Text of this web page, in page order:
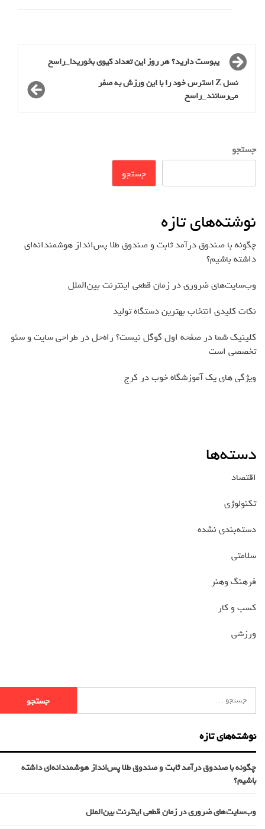
یبوست دارید؟ هر روز این تعداد کیوی بخورید!_راسخ
نسل Z استرس خود را با این ورزش به صفر
می‌رسانند_راسخ
جستجو
جستجو
نوشته‌های تازه
چگونه با صندوق درآمد ثابت و صندوق طلا پس‌انداز هوشمندانه‌ای
داشته باشیم؟
وب‌سایت‌های ضروری در زمان قطعی اینترنت بین‌الملل
نکات کلیدی انتخاب بهترین دستگاه تولید
کلینیک شما در صفحه اول گوگل نیست؟ راه‌حل در طراحی سایت و سئو
تخصصی است
ویژگی های یک آموزشگاه خوب در کرج
دسته‌ها
اقتصاد
تکنولوژی
دسته‌بندی نشده
سلامتی
فرهنگ وهنر
کسب و کار
ورزشی
نوشته‌های تازه
چگونه با صندوق درآمد ثابت و صندوق طلا پس‌انداز هوشمندانه‌ای داشته
باشیم؟
وب‌سایت‌های ضروری در زمان قطعی اینترنت بین‌الملل